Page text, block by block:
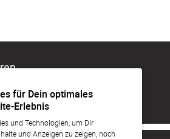
für Dein optimales
Erlebnis
und Technologien, um Dir
und Anzeigen zu zeigen, noch